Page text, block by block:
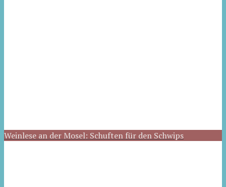
Weinlese an der Mosel: Schuften für den Schwips